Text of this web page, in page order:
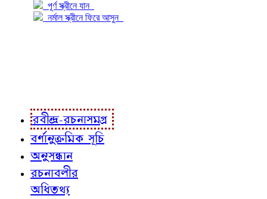
পূর্ণ স্ক্রীনে যান
নর্মাল স্ক্রীনে ফিরে আসুন
রবীন্দ্র-রচনাসমগ্র
বর্ণানুক্রমিক সূচি
অনুসন্ধান
রচনাবলীর
অধিতথ্য